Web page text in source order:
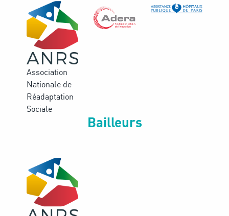
Association
Nationale de
Réadaptation
Sociale
Bailleurs